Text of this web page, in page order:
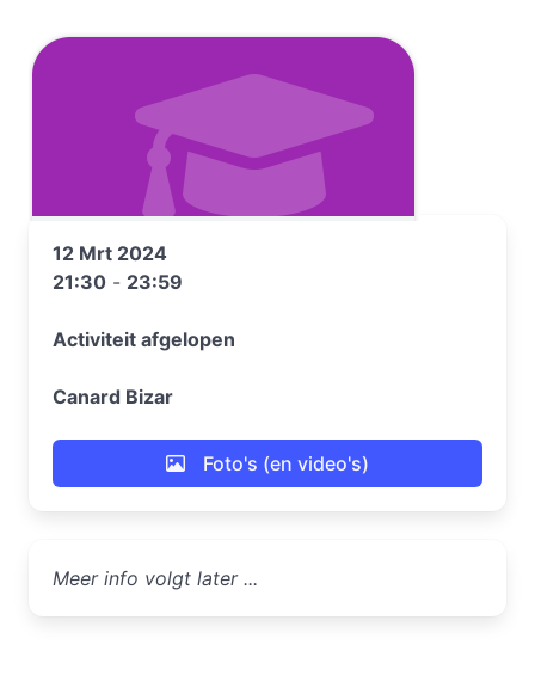
12 Mrt 2024
21:30 - 23:59
Activiteit afgelopen
Canard Bizar
Foto's (en video's)
Meer info volgt later ...